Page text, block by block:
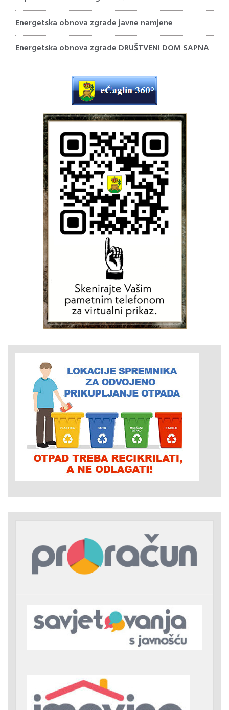
Energetska obnova zgrade javne namjene
Energetska obnova zgrade DRUŠTVENI DOM SAPNA